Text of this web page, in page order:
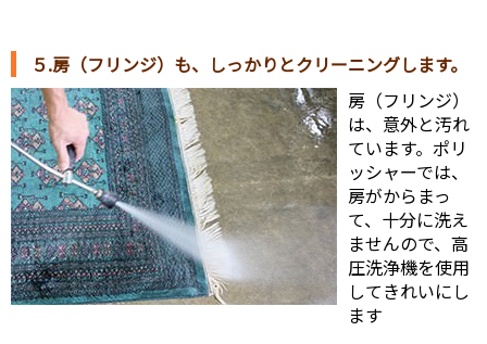
５.房（フリンジ）も、しっかりとクリーニングします。
房（フリンジ）
は、意外と汚れ
ています。ポリ
ッシャーでは、
房がからまっ
て、十分に洗え
ませんので、高
圧洗浄機を使用
してきれいにし
ます